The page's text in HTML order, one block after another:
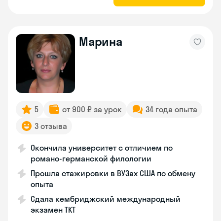
Марина
5 от 900 ₽ за урок
34 года опыта
3 отзыва
Окончила университет с отличием по
романо-германской филологии
Прошла стажировки в ВУЗах США по обмену
опыта
Сдала кембриджский международный
экзамен TKT